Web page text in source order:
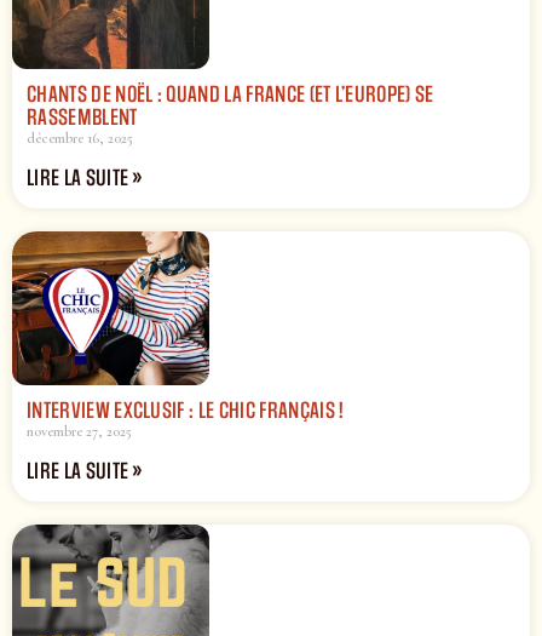
CHANTS DE NOËL : QUAND LA FRANCE (ET L’EUROPE) SE
RASSEMBLENT
décembre 16, 2025
LIRE LA SUITE »
INTERVIEW EXCLUSIF : LE CHIC FRANÇAIS !
novembre 27, 2025
LIRE LA SUITE »